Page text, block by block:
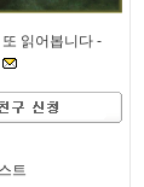
읽어봅니다 -
트